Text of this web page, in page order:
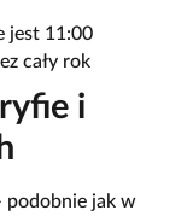
jest 11:00
cały rok
i
podobnie jak w